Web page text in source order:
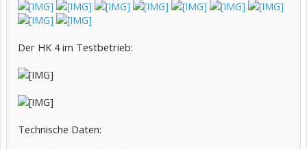
Der HK 4 im Testbetrieb:
Technische Daten: